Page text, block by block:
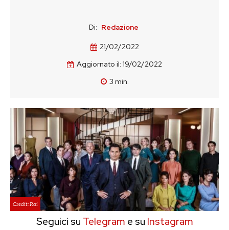
Di: Redazione
21/02/2022
Aggiornato il: 19/02/2022
3 min.
Credit: Rai
Seguici su Telegram e su Instagram